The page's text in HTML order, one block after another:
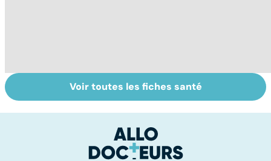
La tuberculose
pulmonaire
Tout savoir sur
les infections
Voir toutes les fiches santé